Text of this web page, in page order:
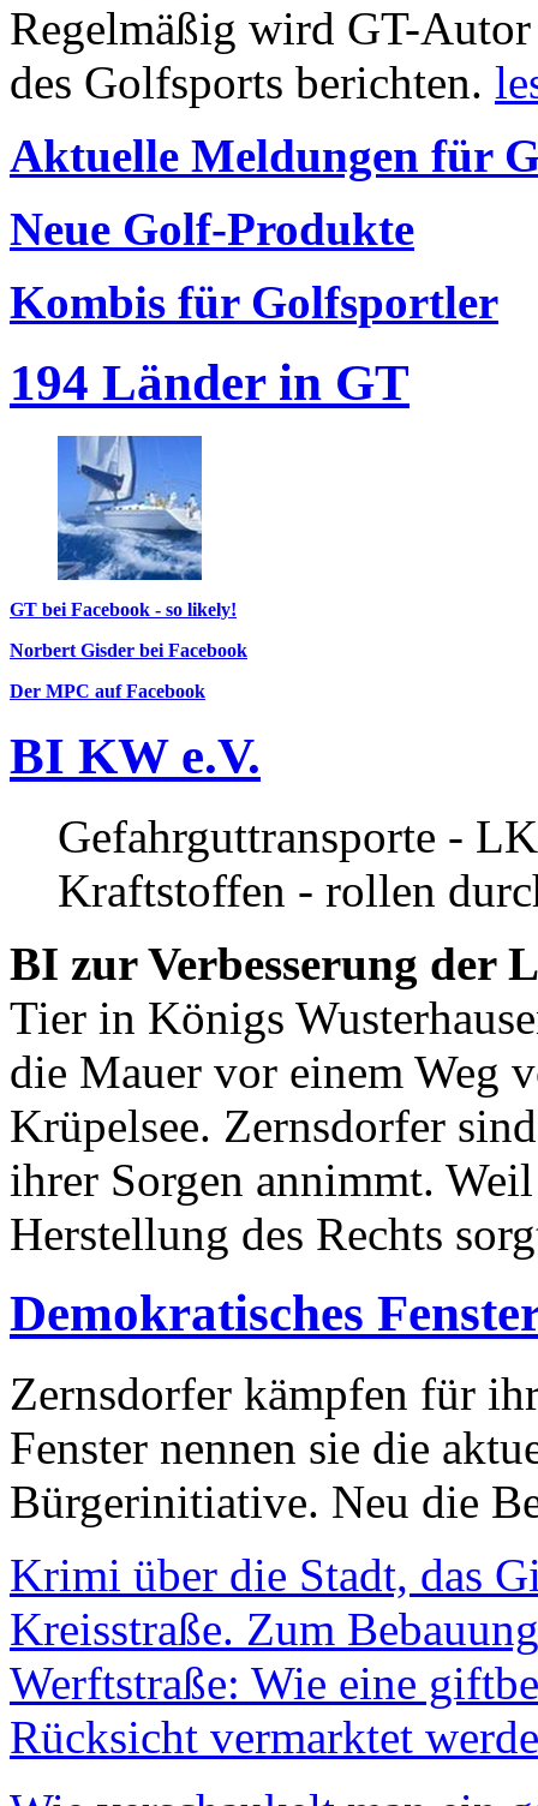
Regelmäßig wird GT-
des Golfsports berichten.
Aktuelle Meldungen für
Neue Golf-Produkte
Kombis für Golfsportler
194 Länder in GT
GT bei Facebook - so likely!
Norbert Gisder bei Facebook
Der MPC auf Facebook
BI KW e.V.
Gefahrguttransporte -
Kraftstoffen - rollen
BI zur Verbesserung der
Tier in Königs
die Mauer vor einem Weg
Krüpelsee. Zernsdorfer
ihrer Sorgen annimmt.
Herstellung des Rechts
Demokratisches
Zernsdorfer kämpfen für
Fenster nennen sie die
Bürgerinitiative. Neu die
Krimi über die Stadt, das
Kreisstraße. Zum
Werftstraße: Wie eine
Rücksicht vermarktet